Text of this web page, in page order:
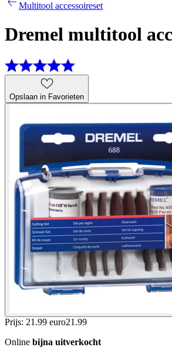
Multitool accessoireset
Dremel multitool
Opslaan in Favorieten
Prijs: 21.99 euro21 .99
Online bijna uitverkocht